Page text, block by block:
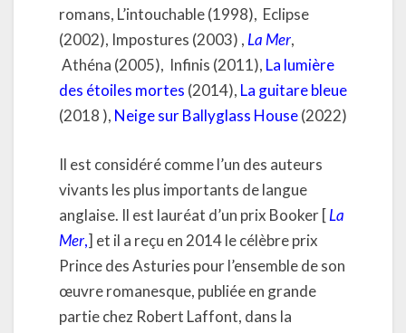
romans, L’intouchable (1998), Eclipse
(2002), Impostures (2003) ,La Mer,
Athéna (2005), Infinis (2011), La lumière
des étoiles mortes (2014), La guitare bleue
(2018 ), Neige sur Ballyglass House(2022)
Il est considéré comme l’un des auteurs
vivants les plus importants de langue
anglaise. Il est lauréat d’un prix Booker [La
Mer,] et il a reçu en 2014 le célèbre prix
Prince des Asturies pour l’ensemble de son
œuvre romanesque, publiée en grande
partie chez Robert Laffont, dans la